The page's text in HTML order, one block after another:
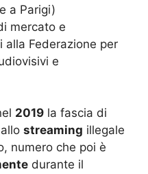
a Parigi)
mercato e
alla Federazione per
e
2019 la fascia di
streaming illegale
numero che poi è
durante il